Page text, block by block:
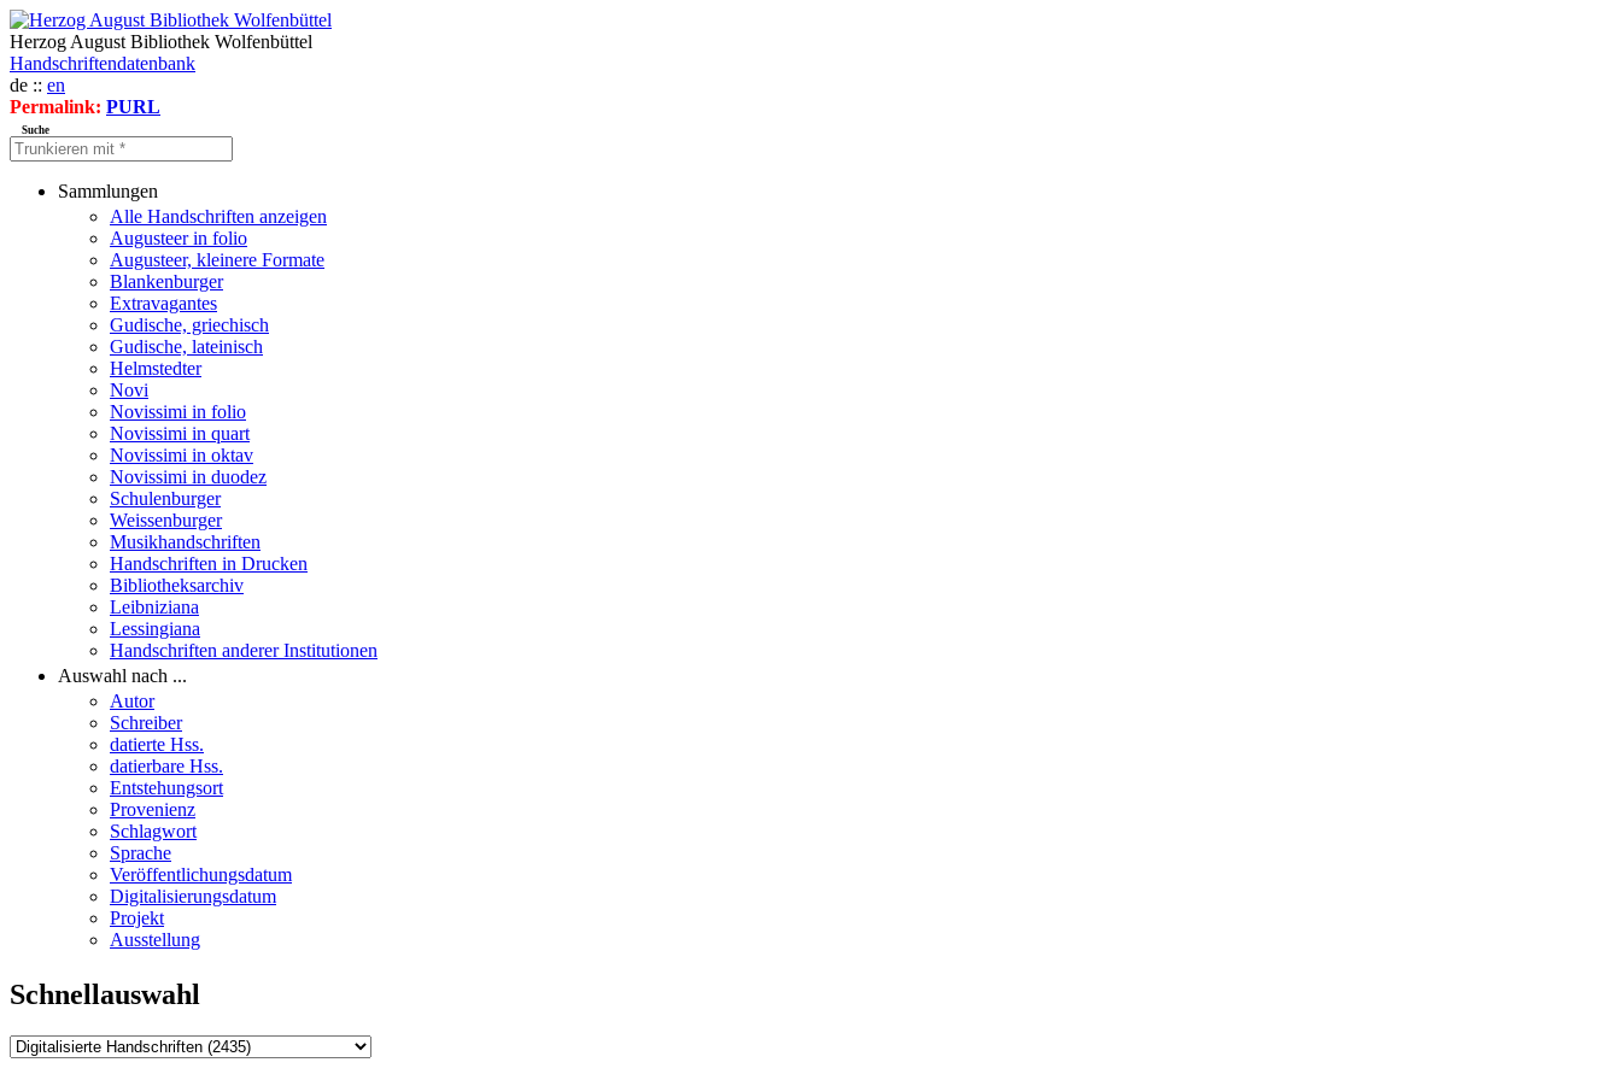
Herzog August Bibliothek Wolfenbüttel
Handschriftendatenbank
de :: en
Permalink: PURL
Suche
Sammlungen
Alle Handschriften anzeigen
Augusteer in folio
Augusteer, kleinere Formate
Blankenburger
Extravagantes
Gudische, griechisch
Gudische, lateinisch
Helmstedter
Novi
Novissimi in folio
Novissimi in quart
Novissimi in oktav
Novissimi in duodez
Schulenburger
Weissenburger
Musikhandschriften
Handschriften in Drucken
Bibliotheksarchiv
Leibniziana
Lessingiana
Handschriften anderer Institutionen
Auswahl nach ...
Autor
Schreiber
datierte Hss.
datierbare Hss.
Entstehungsort
Provenienz
Schlagwort
Sprache
Veröffentlichungsdatum
Digitalisierungsdatum
Projekt
Ausstellung
Schnellauswahl